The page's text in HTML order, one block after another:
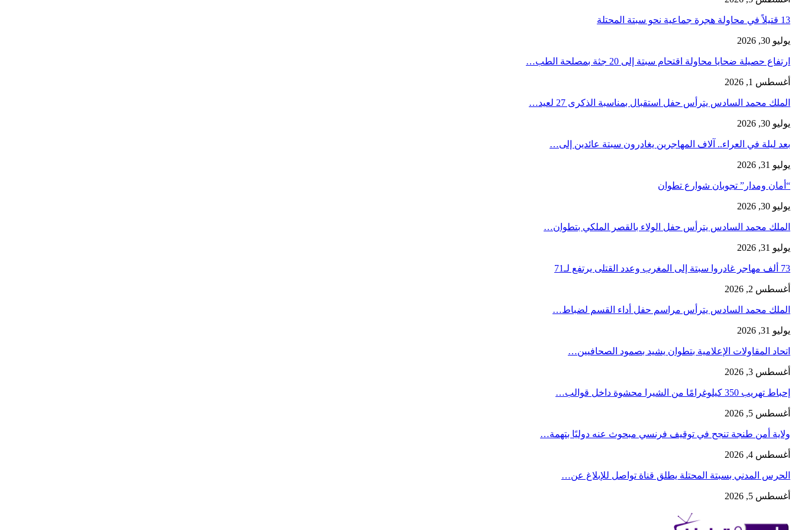
13 قتيلاً في محاولة هجرة جماعية نحو سبتة المحتلة
يوليو 30, 2026
ارتفاع حصيلة ضحايا محاولة اقتحام سبتة إلى 20 جثة بمصلحة الطب…
أغسطس 1, 2026
الملك محمد السادس يترأس حفل استقبال بمناسبة الذكرى 27 لعيد…
يوليو 30, 2026
بعد ليلة في العراء.. آلاف المهاجرين يغادرون سبتة عائدين إلى…
يوليو 31, 2026
“أمان ومدار” تجوبان شوارع تطوان
يوليو 30, 2026
الملك محمد السادس يترأس حفل الولاء بالقصر الملكي بتطوان…
يوليو 31, 2026
73 ألف مهاجر غادروا سبتة إلى المغرب وعدد القتلى يرتفع لـ71
أغسطس 2, 2026
الملك محمد السادس يترأس مراسم حفل أداء القسم لضباط…
يوليو 31, 2026
اتحاد المقاولات الإعلامية بتطوان يشيد بصمود الصحافيين…
أغسطس 3, 2026
إحباط تهريب 350 كيلوغرامًا من الشيرا محشوة داخل قوالب…
أغسطس 5, 2026
ولاية أمن طنجة تنجح في توقيف فرنسي مبحوث عنه دوليًا بتهمة…
أغسطس 4, 2026
الحرس المدني بسبتة المحتلة يطلق قناة تواصل للإبلاغ عن…
أغسطس 5, 2026